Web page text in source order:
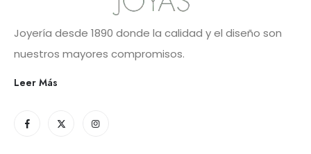
Joyería desde 1890 donde la calidad y el diseño son
nuestros mayores compromisos.
Leer Más